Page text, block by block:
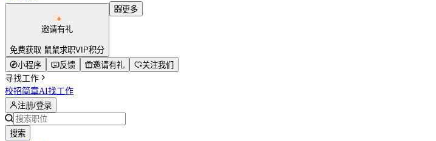
邀请有礼
免费获取 鼠鼠求职VIP积分
更多
小程序 反馈 邀请有礼
关注我们
寻找工作
校招简章AI找工作
注册/登录
搜索